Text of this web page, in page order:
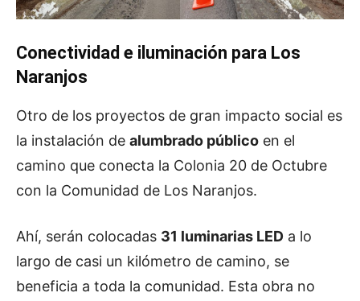
Conectividad e iluminación para Los
Naranjos
Otro de los proyectos de gran impacto social es
la instalación de alumbrado público en el
camino que conecta la Colonia 20 de Octubre
con la Comunidad de Los Naranjos.
Ahí, serán colocadas 31 luminarias LED a lo
largo de casi un kilómetro de camino, se
beneficia a toda la comunidad. Esta obra no